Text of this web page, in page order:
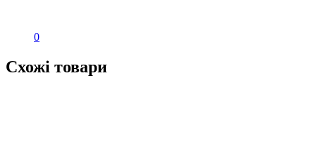
0
Схожі товари